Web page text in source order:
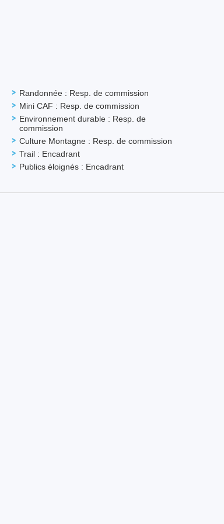
Randonnée : Resp. de commission
Mini CAF : Resp. de commission
Environnement durable : Resp. de
commission
Culture Montagne : Resp. de commission
Trail : Encadrant
Publics éloignés : Encadrant